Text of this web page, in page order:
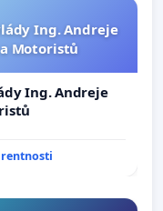
Ing. Andreje
a Motoristů
Ing. Andreje